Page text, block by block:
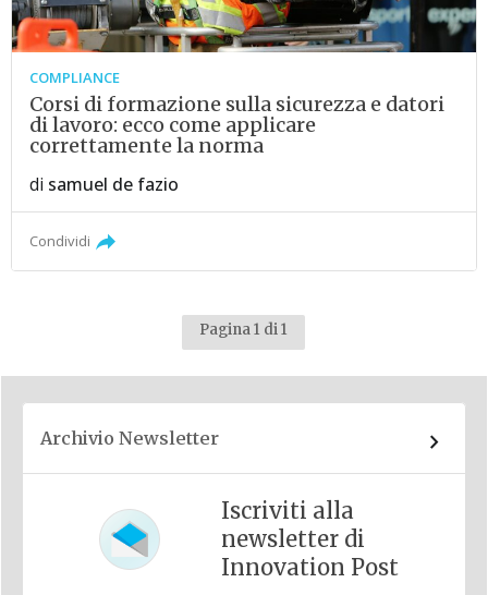
COMPLIANCE
Corsi di formazione sulla sicurezza e datori
di lavoro: ecco come applicare
correttamente la norma
di samuel de fazio
Condividi
Pagina 1 di 1
Archivio Newsletter
Iscriviti alla
newsletter di
Innovation Post